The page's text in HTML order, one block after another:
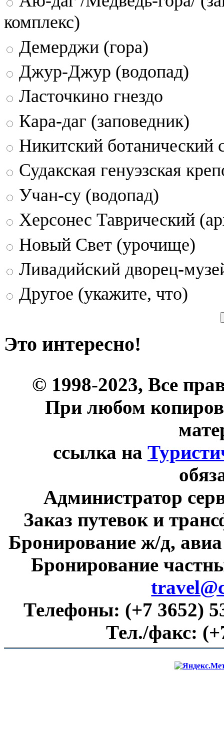
комплекс)
Демерджи (гора)
Джур-Джур (водопад)
Ласточкино гнездо
Кара-даг (заповедник)
Никитский ботанический
Судакская генуэзская
Учан-су (водопад)
Херсонес Таврический
Новый Свет (урочище)
Ливадийский дворец-
Другое (укажите, что)
Это интересно!
© 1998-2023, Все
При любом
ссылка на
Администратор
Заказ путевок и
Бронирование ж/д,
Бронирование
Телефоны: (+7 3652)
Тел./факс: